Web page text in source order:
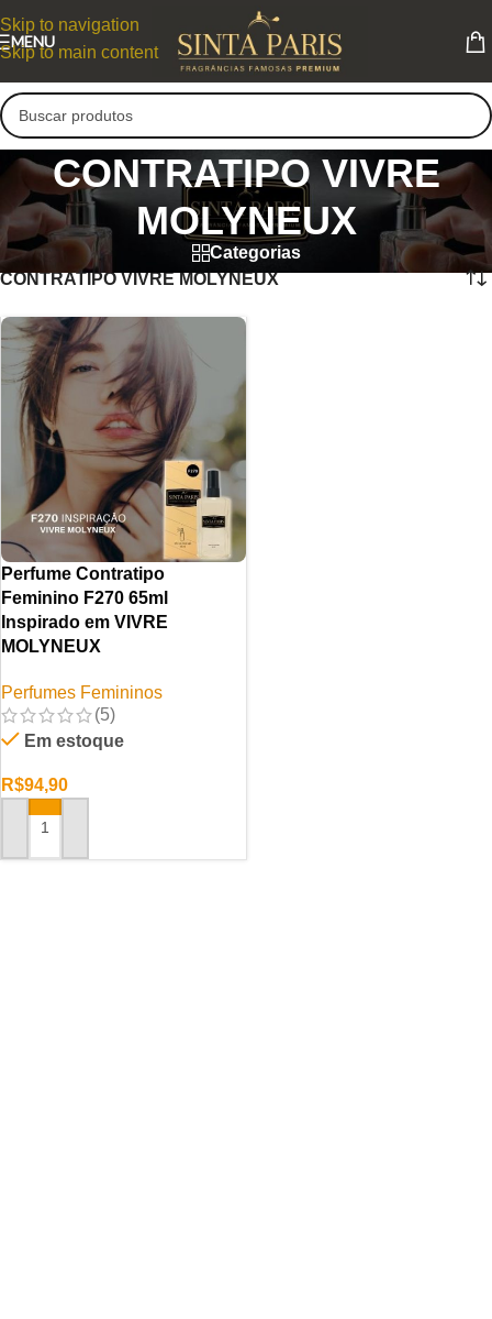
Skip to navigation
Skip to main content
MENU
CONTRATIPO VIVRE
MOLYNEUX
Categorias
CONTRATIPO VIVRE MOLYNEUX
Perfume Contratipo
Feminino F270 65ml
Inspirado em VIVRE
MOLYNEUX
Perfumes Femininos
(5)
Em estoque
R$94,90
ADICIONAR AO CARRINHO